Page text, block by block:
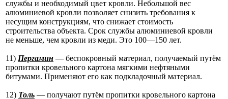
службы и необходимый цвет кровли. Небольшой вес
алюминиевой кровли позволяет снизить требования к
несущим конструкциям, что снижает стоимость
строительства объекта. Срок службы алюминиевой кровли
не меньше, чем кровли из меди. Это 100—150 лет.
11) Пергамин — беспокровный материал, получаемый путём
пропитки кровельного картона мягкими нефтяными
битумами. Применяют его как подкладочный материал.
12) Толь — получают путём пропитки кровельного картона